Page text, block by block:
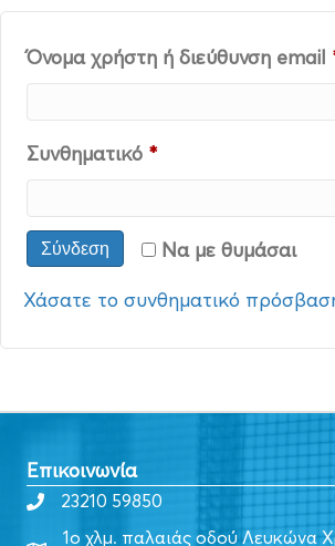
Όνομα χρήστη ή διεύθυνση email
Συνθηματικό *Απαιτείται
Να με θυμάσαι
Σύνδεση
Χάσατε το συνθηματικό
Επικοινωνία
23210 59850
1ο χλμ. παλαιάς οδού Λευκώνα